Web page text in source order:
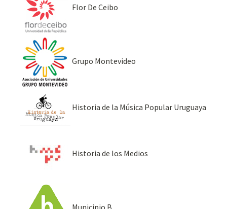
Flor De Ceibo
Grupo Montevideo
Historia de la Música Popular Uruguaya
Historia de los Medios